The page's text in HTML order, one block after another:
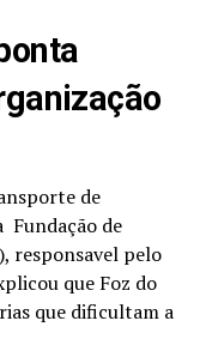
de
Fundação de
responsavel pelo
que Foz do
que dificultam a